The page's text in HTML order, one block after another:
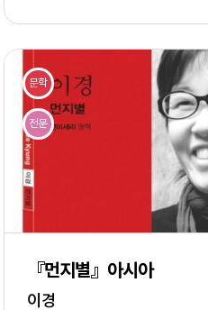
문학
전문
『먼지별』아시아
이경